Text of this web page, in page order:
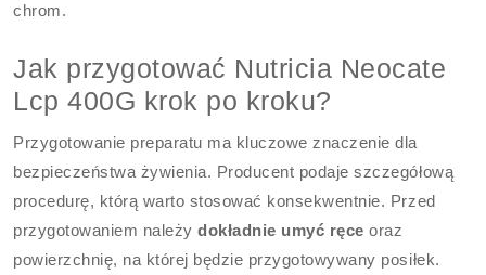
chrom.
Jak przygotować Nutricia Neocate
Lcp 400G krok po kroku?
Przygotowanie preparatu ma kluczowe znaczenie dla
bezpieczeństwa żywienia. Producent podaje szczegółową
procedurę, którą warto stosować konsekwentnie. Przed
przygotowaniem należydokładnie umyć ręce oraz
powierzchnię, na której będzie przygotowywany posiłek.